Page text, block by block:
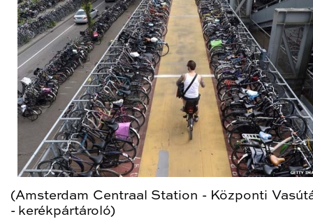
(Amsterdam Centraal Station - Központi
- kerékpártároló)